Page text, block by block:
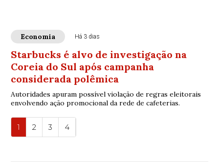
Economia Há 3 dias
Starbucks é alvo de investigação na
Coreia do Sul após campanha
considerada polêmica
Autoridades apuram possível violação de regras eleitorais
envolvendo ação promocional da rede de cafeterias.
1 2 3 4